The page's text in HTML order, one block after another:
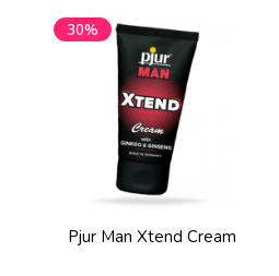
30%
Pjur Man Xtend Cream